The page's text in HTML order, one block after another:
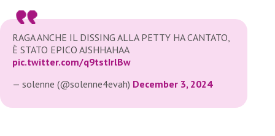
RAGA ANCHE IL DISSING ALLA PETTY HA CANTATO,
È STATO EPICO AJSHHAHAA
pic.twitter.com/q9tstIrlBw
— solenne (@solenne4evah) December 3, 2024